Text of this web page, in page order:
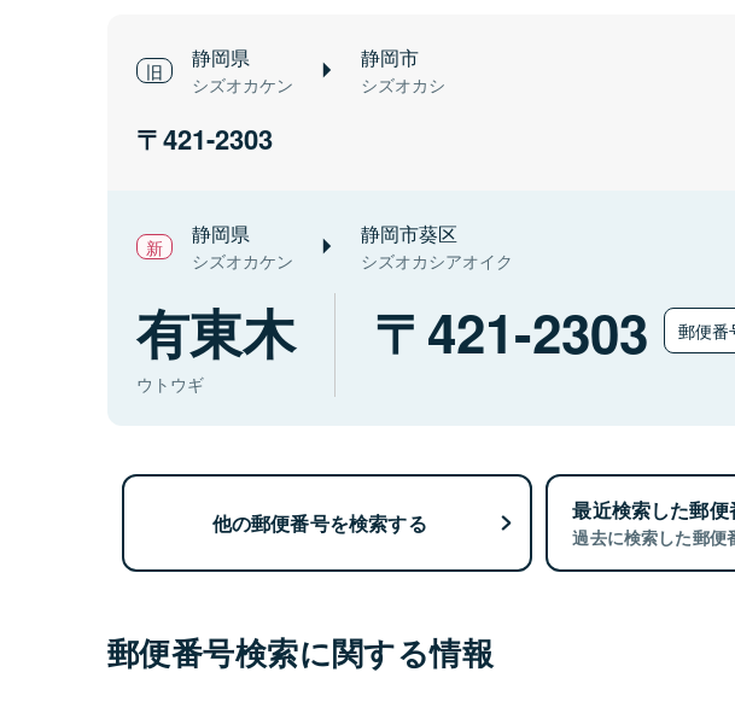
静岡県
シズオカケン
静岡市
シズオカシ
421-2303
静岡県
シズオカケン
静岡市葵区
シズオカシアオイク
有東木
ウトウギ
421-2303 郵便番
他の郵便番号を検索する 最近検索した郵便
過去に検索した郵便
郵便番号検索に関する情報